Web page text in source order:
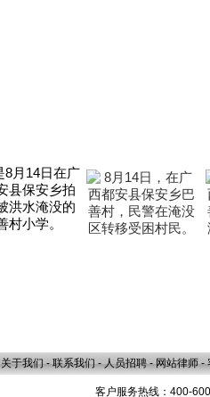
关于我们 - 联系我们 - 人员招聘 - 网站律师 -
客户服务热线：400-